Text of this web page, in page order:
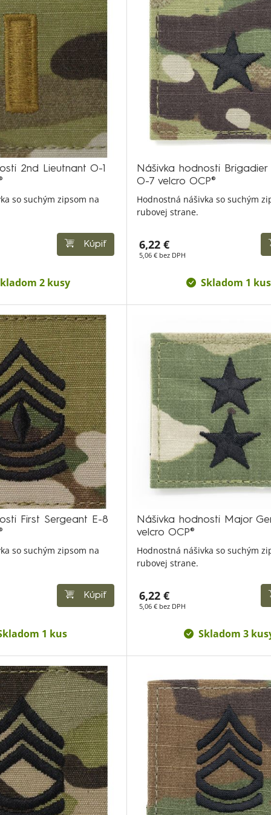
2nd Lieutnant O-1
so suchým zipsom na
Kúpiť
2 kusy
Nášivka hodnosti Brigadier
O-7 velcro OCP®
Hodnostná nášivka so suchým
rubovej strane.
6,22 €
5,06 € bez DPH
Skladom 1 kus
First Sergeant E-8
so suchým zipsom na
Kúpiť
1 kus
Nášivka hodnosti Major
velcro OCP®
Hodnostná nášivka so suchým
rubovej strane.
6,22 €
5,06 € bez DPH
Skladom 3